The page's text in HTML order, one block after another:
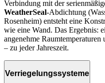
Verbindung mit der
WeatherSeal-Abdichtung
Rosenheim) entsteht eine
wie eine Wand. Das Ergebnis:
angenehme
– zu jeder Jahreszeit.
Verriegelungssysteme